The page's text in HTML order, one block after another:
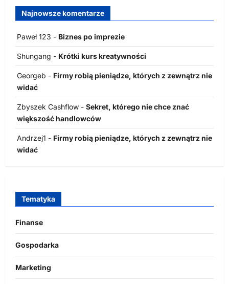
Najnowsze komentarze
Paweł 123 - Biznes po imprezie
Shungang - Krótki kurs kreatywności
Georgeb - Firmy robią pieniądze, których z zewnątrz nie
widać
Zbyszek Cashflow - Sekret, którego nie chce znać
większość handlowców
Andrzej1 - Firmy robią pieniądze, których z zewnątrz nie
widać
Tematyka
Finanse
Gospodarka
Marketing